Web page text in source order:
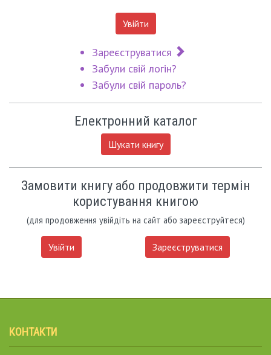
Увійти
Зареєструватися
Забули свій логін?
Забули свій пароль?
Електронний каталог
Шукати книгу
Замовити книгу або продовжити термін
користування книгою
(для продовження увійдіть на сайт або зареєструйтеся)
Увійти Зареєструватися
КОНТАКТИ